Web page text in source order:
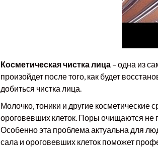
Косметическая чистка лица – одна из
произойдет после того, как будет
добиться чистка лица.
Молочко, тоники и другие косметические
ороговевших клеток. Поры очищаются
Особенно эта проблема актуальна для
сала и ороговевших клеток поможет